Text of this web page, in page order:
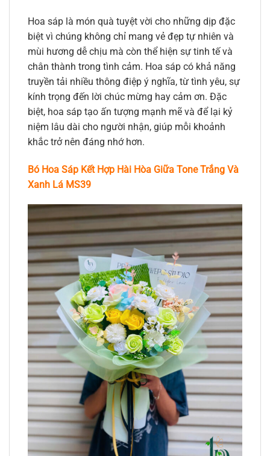
Hoa sáp là món quà tuyệt vời cho những dịp đặc
biệt vì chúng không chỉ mang vẻ đẹp tự nhiên và
mùi hương dễ chịu mà còn thể hiện sự tinh tế và
chân thành trong tình cảm. Hoa sáp có khả năng
truyền tải nhiều thông điệp ý nghĩa, từ tình yêu, sự
kính trọng đến lời chúc mừng hay cảm ơn. Đặc
biệt, hoa sáp tạo ấn tượng mạnh mẽ và để lại kỷ
niệm lâu dài cho người nhận, giúp mỗi khoảnh
khắc trở nên đáng nhớ hơn.
Bó Hoa Sáp Kết Hợp Hài Hòa Giữa Tone Trắng Và
Xanh Lá MS39